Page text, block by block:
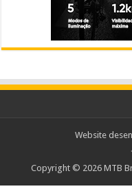
Website
Copyright © 2026 MTB